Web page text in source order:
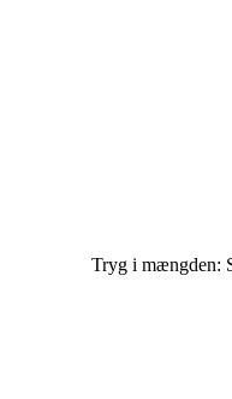
Tryg i mængden: